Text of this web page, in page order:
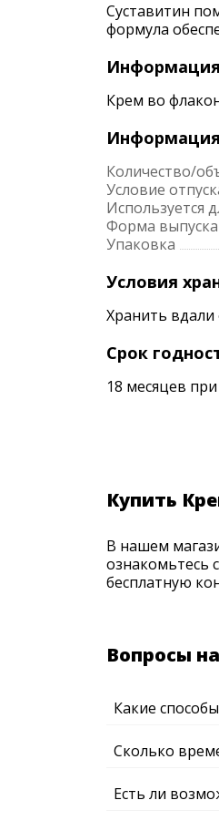
Суставитин
формула
Крем во
Количество/
Условие
Используется
Форма выпуска
Упаковка
Условия
Хранить вдали
Срок
18 месяцев
Купить
В нашем
ознакомьтесь
бесплатную
Вопросы
Какие
Сколько
Есть ли